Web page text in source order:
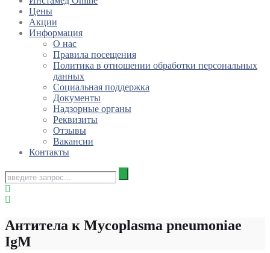
Цены
Акции
Информация
О нас
Правила посещения
Политика в отношении обработки персональных
данных
Социальная поддержка
Документы
Надзорные органы
Реквизиты
Отзывы
Вакансии
Контакты
Антитела к Mycoplasma pneumoniae
IgM